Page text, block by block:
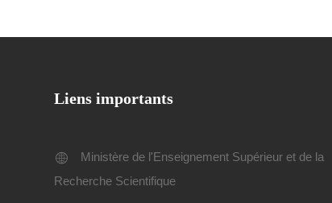
Liens importants
Ministère de l'Enseignement Supérieur et de la
Recherche Scientifique